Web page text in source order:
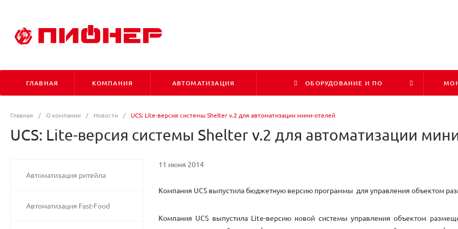
ГЛАВНАЯ КОМПАНИЯ АВТОМАТИЗАЦИЯ ОБОРУДОВАНИЕ И ПО
Главная / О компании / Новости / UCS: Lite-версия системы Shelter v.2 для автоматизации мини-отелей
UCS: Lite-версия системы Shelter v.2 для автоматизации
Автоматизация ритейла
Автоматизация Fast-Food
11 июня 2014
Компания UCS выпустила бюджетную версию программы для управления объектом
Компания UCS выпустила Lite-версию новой системы управления объектом